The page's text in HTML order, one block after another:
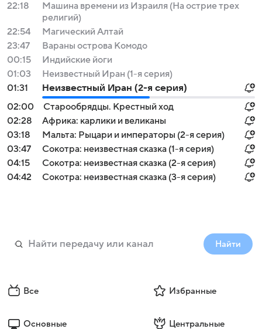
22:18
Машина времени из Израиля (На острие трех
религий)
22:54
Магический Алтай
23:47
Вараны острова Комодо
00:15
Индийские йоги
01:03
Неизвестный Иран (1-я серия)
01:31
Неизвестный Иран (2-я серия)
02:00
Старообрядцы. Крестный ход
02:28
Африка: карлики и великаны
03:18
Мальта: Рыцари и императоры (2-я серия)
03:47
Сокотра: неизвестная сказка (1-я серия)
04:15
Сокотра: неизвестная сказка (2-я серия)
04:42
Сокотра: неизвестная сказка (3-я серия)
Найти
Все Избранные
Основные Центральные